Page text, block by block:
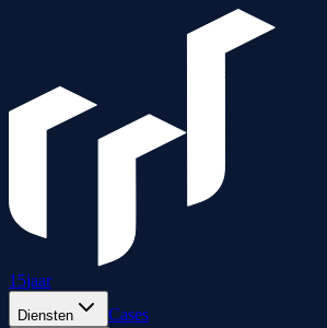
15jaar
Diensten Cases